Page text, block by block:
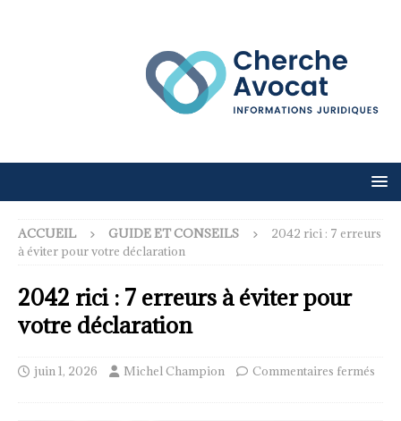
ACCUEIL GUIDE ET CONSEILS
2042 rici : 7 erreurs
à éviter pour votre déclaration
2042 rici : 7 erreurs à éviter pour
votre déclaration
juin 1, 2026 Michel Champion Commentaires fermés